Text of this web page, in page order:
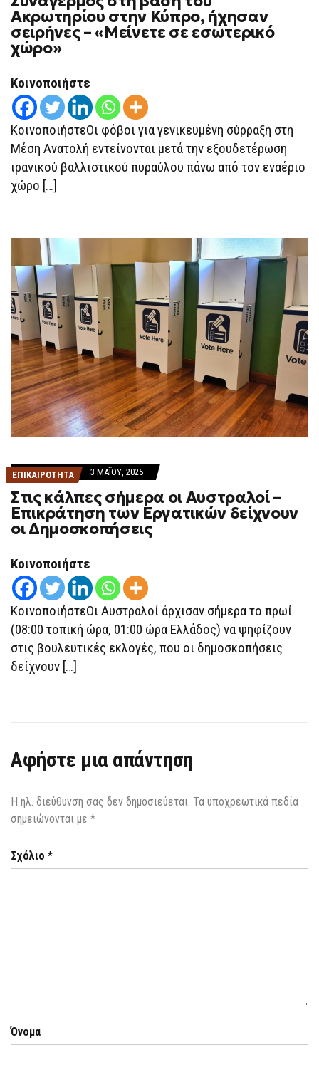
ΣΤΗ
ΒΆΣΗ
ΤΟΥ
–
«ΜΕΊΝΕΤΕ
ΣΕ
ΕΣΩΤΕΡΙΚΌ
ΧΏΡΟ»
Ακρωτηρίου στην Κύπρο, ήχησαν
σειρήνες – «Μείνετε σε εσωτερικό
χώρο»
Κοινοποιήστε
ΚοινοποιήστεΟι φόβοι για γενικευμένη σύρραξη στη
Μέση Ανατολή εντείνονται μετά την εξουδετέρωση
ιρανικού βαλλιστικού πυραύλου πάνω από τον εναέριο
χώρο […]
ΕΠΙΚΑΙΡΟΤΗΤΑ 3 ΜΑΪ́ΟΥ, 2025
Στις κάλπες σήμερα οι Αυστραλοί –
Επικράτηση των Εργατικών δείχνουν
οι Δημοσκοπήσεις
Κοινοποιήστε
ΚοινοποιήστεΟι Αυστραλοί άρχισαν σήμερα το πρωί
(08:00 τοπική ώρα, 01:00 ώρα Ελλάδος) να ψηφίζουν
στις βουλευτικές εκλογές, που οι δημοσκοπήσεις
δείχνουν […]
Αφήστε μια απάντηση
Η ηλ. διεύθυνση σας δεν δημοσιεύεται. Τα υποχρεωτικά πεδία
σημειώνονται με *
Σχόλιο *
Όνομα